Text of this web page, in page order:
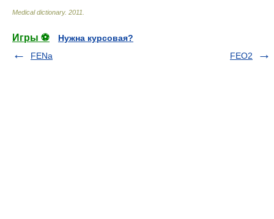
Medical dictionary. 2011
Игры ⚽
Нужна курсовая?
FENa
FEO2